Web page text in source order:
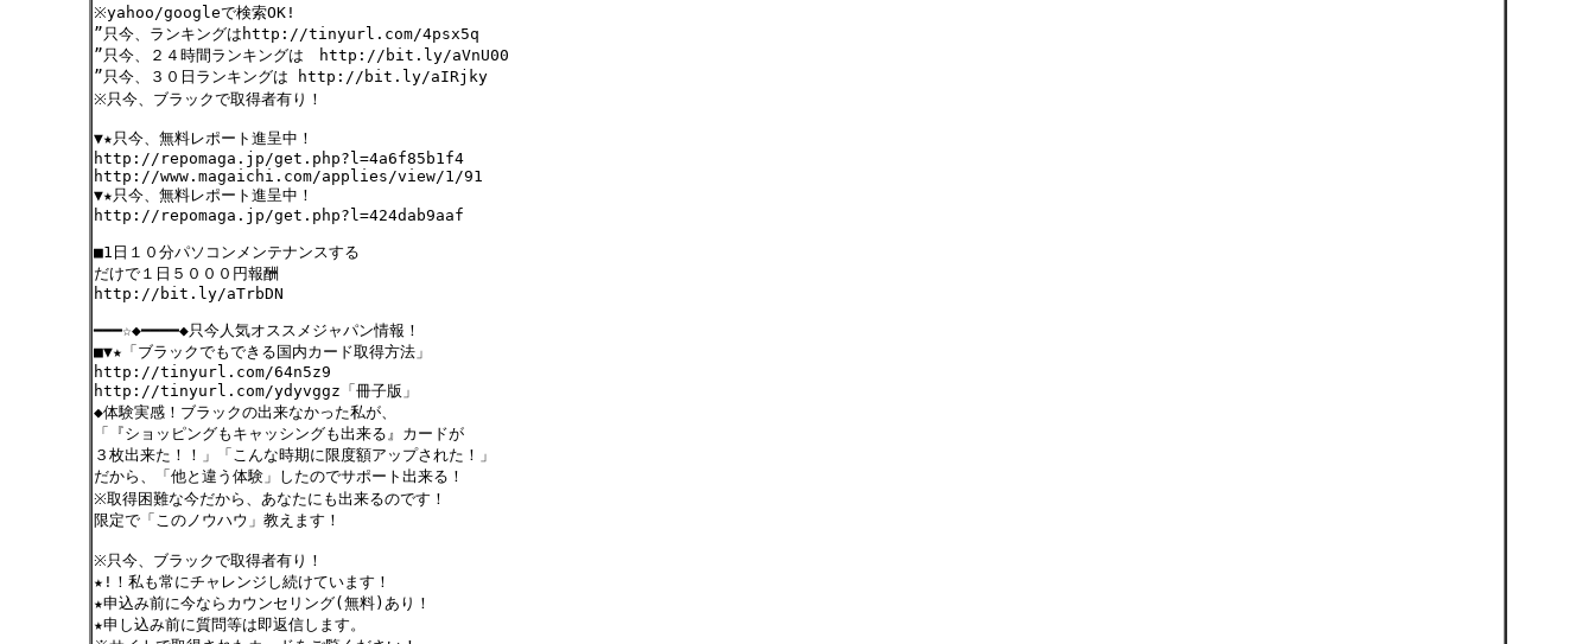
※yahoo/googleで検索OK!
”只今、ランキングはhttp://tinyurl.com/4psx5q
”只今、２４時間ランキングは http://bit.ly/aVnU00
”只今、３０日ランキングは http://bit.ly/aIRjky
※只今、ブラックで取得者有り！
▼★只今、無料レポート進呈中！
http://repomaga.jp/get.php?l=4a6f85b1f4
http://www.magaichi.com/applies/view/1/91
▼★只今、無料レポート進呈中！
http://repomaga.jp/get.php?l=424dab9aaf
■1日１０分パソコンメンテナンスする
だけで１日５０００円報酬
http://bit.ly/aTrbDN
━━━☆◆━━━━◆只今人気オススメジャパン情報！
■▼★「ブラックでもできる国内カード取得方法」
http://tinyurl.com/64n5z9
http://tinyurl.com/ydyvggz「冊子版」
◆体験実感！ブラックの出来なかった私が、
「『ショッピングもキャッシングも出来る』カードが
３枚出来た！！」「こんな時期に限度額アップされた！」
だから、「他と違う体験」したのでサポート出来る！
※取得困難な今だから、あなたにも出来るのです！
限定で「このノウハウ」教えます！
※只今、ブラックで取得者有り！
★!！私も常にチャレンジし続けています！
★申込み前に今ならカウンセリング(無料)あり！
★申し込み前に質問等は即返信します。